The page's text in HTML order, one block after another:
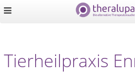
Tierheilpraxis